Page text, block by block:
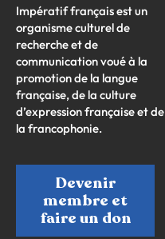
Impératif français est un
organisme culturel de
recherche et de
communication voué à la
promotion de la langue
française, de la culture
d’expression française et de
la francophonie.
Devenir
membre et
faire un don